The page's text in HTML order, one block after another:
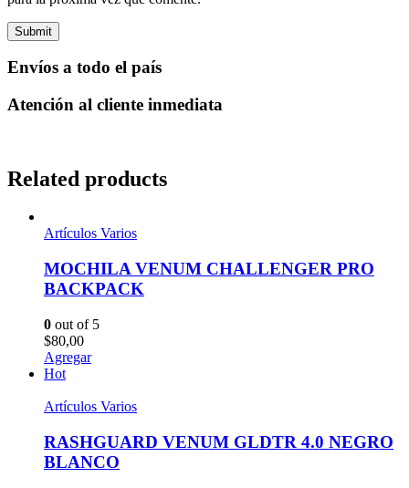
Envíos a todo el país
Atención al cliente inmediata
Related products
Artículos Varios
MOCHILA VENUM CHALLENGER PRO
BACKPACK
0 out of 5
$80,00
Agregar
Hot
Artículos Varios
RASHGUARD VENUM GLDTR 4.0 NEGRO
BLANCO